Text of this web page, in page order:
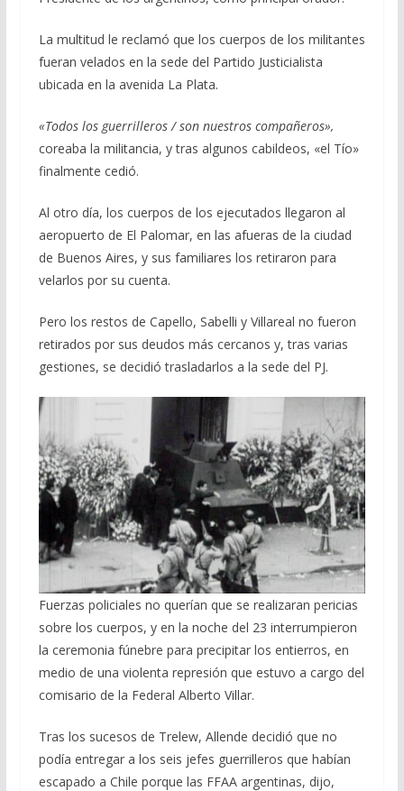
La multitud le reclamó que los cuerpos de los militantes
fueran velados en la sede del Partido Justicialista
ubicada en la avenida La Plata.
«Todos los guerrilleros / son nuestros compañeros»,
coreaba la militancia, y tras algunos cabildeos, «el Tío»
finalmente cedió.
Al otro día, los cuerpos de los ejecutados llegaron al
aeropuerto de El Palomar, en las afueras de la ciudad
de Buenos Aires, y sus familiares los retiraron para
velarlos por su cuenta.
Pero los restos de Capello, Sabelli y Villareal no fueron
retirados por sus deudos más cercanos y, tras varias
gestiones, se decidió trasladarlos a la sede del PJ.
Fuerzas policiales no querían que se realizaran pericias
sobre los cuerpos, y en la noche del 23 interrumpieron
la ceremonia fúnebre para precipitar los entierros, en
medio de una violenta represión que estuvo a cargo del
comisario de la Federal Alberto Villar.
Tras los sucesos de Trelew, Allende decidió que no
podía entregar a los seis jefes guerrilleros que habían
escapado a Chile porque las FFAA argentinas, dijo,